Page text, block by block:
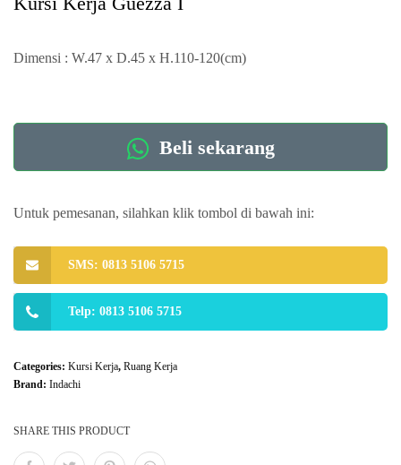
Dimensi : W.47 x D.45 x H.110-120(cm)
Beli sekarang
Untuk pemesanan, silahkan klik tombol di bawah ini:
SMS: 0813 5106 5715
Telp: 0813 5106 5715
Categories: Kursi Kerja, Ruang Kerja
Brand: Indachi
SHARE THIS PRODUCT